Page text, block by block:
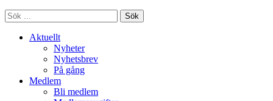
Sök
Aktuellt
Nyheter
Nyhetsbrev
På gång
Medlem
Bli medlem